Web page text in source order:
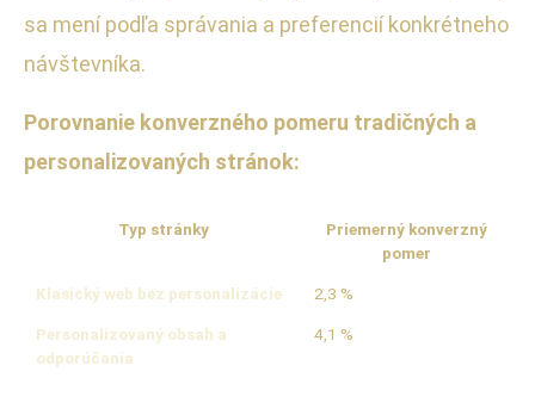
sa mení podľa správania a preferencií konkrétneho
návštevníka.
Porovnanie konverzného pomeru tradičných a
personalizovaných stránok:
Typ stránky
Priemerný konverzný
pomer
Klasický web bez personalizácie 2,3 %
Personalizovaný obsah a
odporúčania
4,1 %